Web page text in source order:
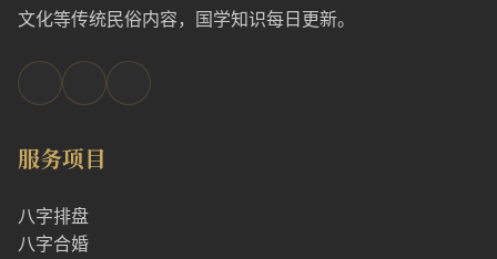
文化等传统民俗内容，国学知识每日更新。
服务项目
八字排盘
八字合婚